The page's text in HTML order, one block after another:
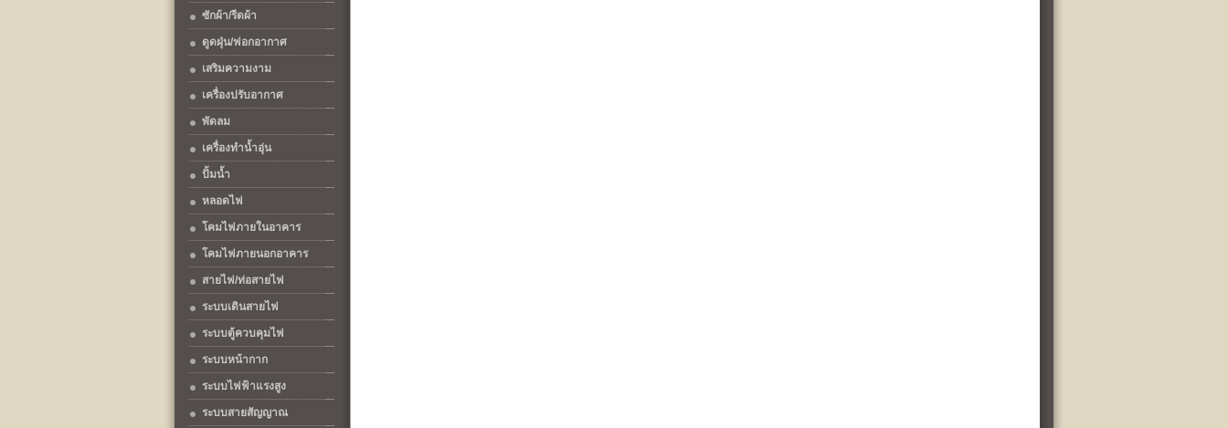
ซักผ้า/รีดผ้า
ดูดฝุ่น/ฟอกอากาศ
เสริมความงาม
เครื่องปรับอากาศ
พัดลม
เครื่องทำน้ำอุ่น
ปั้มน้ำ
หลอดไฟ
โคมไฟภายในอาคาร
โคมไฟภายนอกอาคาร
สายไฟ/ท่อสายไฟ
ระบบเดินสายไฟ
ระบบตู้ควบคุมไฟ
ระบบหน้ากาก
ระบบไฟฟ้าแรงสูง
ระบบสายสัญญาณ